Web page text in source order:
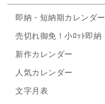
即納・短納期カレンダー
売切れ御免！小ﾛｯﾄ即納
新作カレンダー
人気カレンダー
文字月表